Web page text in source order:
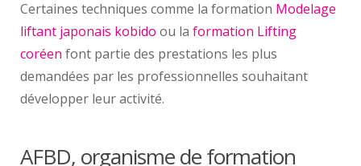
Certaines techniques comme la formation Modelage
liftant japonais kobido ou la formation Lifting
coréen font partie des prestations les plus
demandées par les professionnelles souhaitant
développer leur activité.
AFBD, organisme de formation